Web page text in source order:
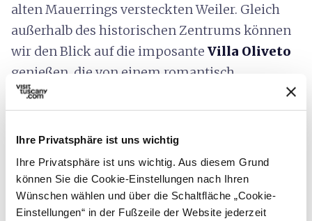
Ihre Privatsphäre ist uns wichtig
Ihre Privatsphäre ist uns wichtig. Aus diesem Grund
können Sie die Cookie-Einstellungen nach Ihren
Wünschen wählen und über die Schaltfläche „Cookie-
Einstellungen“ in der Fußzeile der Website jederzeit
alten Mauerrings versteckten Weiler. Gleich
außerhalb des historischen Zentrums können
wir den Blick auf die imposante Villa Oliveto
genießen, die von einem romantisch
inspirierten Park mit bemerkenswerten
Zedern- und Steineichen-Exemplaren
umgeben ist, der sich durch einen gewundenen
Weg auszeichnet, der von der Hauptfassade zu
mit Olivenbäumen bepflanzten Terrassen
führt.